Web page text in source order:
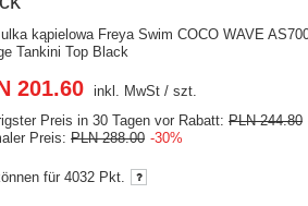
kąpielowa Freya Swim COCO WAVE
Tankini Top Black
201.60 inkl. MwSt /szt.
Preis in 30 Tagen vor Rabatt:PLN 244.80
Preis:PLN 288.00 -30%
für4032 Pkt.